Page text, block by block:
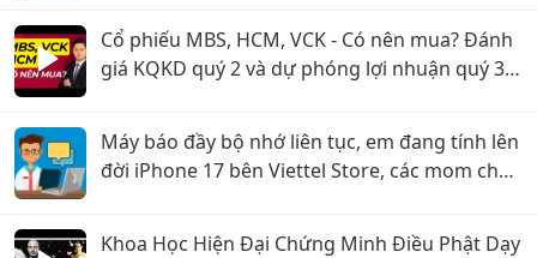
Cổ phiếu MBS, HCM, VCK - Có nên mua? Đánh
giá KQKD quý 2 và dự phóng lợi nhuận quý 3
Máy báo đầy bộ nhớ liên tục, em đang tính lên
đời iPhone 17 bên Viettel Store, các mom cho
Khoa Học Hiện Đại Chứng Minh Điều Phật Dạy